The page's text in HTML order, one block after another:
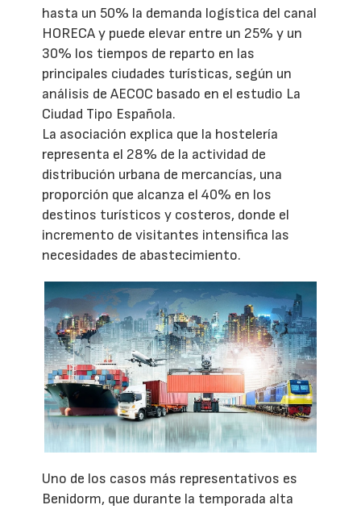
hasta un 50% la demanda logística del canal
HORECA y puede elevar entre un 25% y un
30% los tiempos de reparto en las
principales ciudades turísticas, según un
análisis de AECOC basado en el estudio La
Ciudad Tipo Española.
La asociación explica que la hostelería
representa el 28% de la actividad de
distribución urbana de mercancías, una
proporción que alcanza el 40% en los
destinos turísticos y costeros, donde el
incremento de visitantes intensifica las
necesidades de abastecimiento.
Uno de los casos más representativos es
Benidorm, que durante la temporada alta